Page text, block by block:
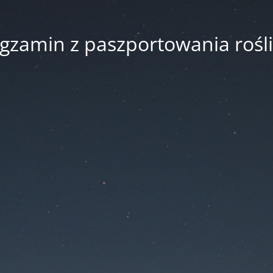
z paszportowania